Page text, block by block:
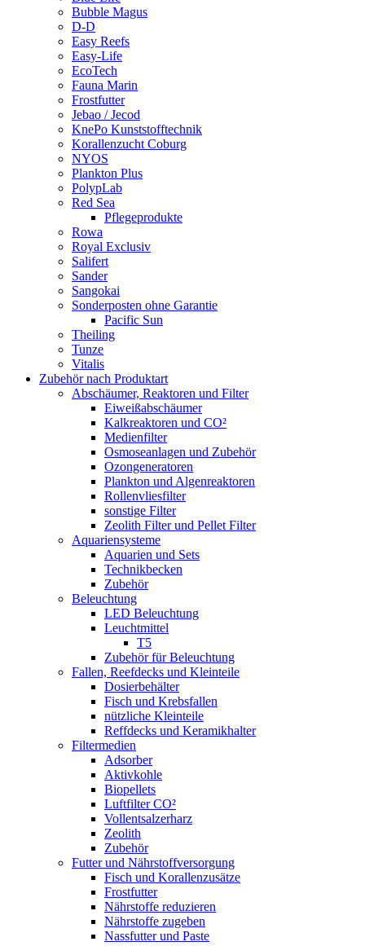
Bubble Magus
D-D
Easy Reefs
Easy-Life
EcoTech
Fauna Marin
Frostfutter
Jebao / Jecod
KnePo Kunststofftechnik
Korallenzucht Coburg
NYOS
Plankton Plus
PolypLab
Red Sea
Pflegeprodukte
Rowa
Royal Exclusiv
Salifert
Sander
Sangokai
Sonderposten ohne Garantie
Pacific Sun
Theiling
Tunze
Vitalis
Zubehör nach Produktart
Abschäumer, Reaktoren und Filter
Eiweißabschäumer
Kalkreaktoren und CO²
Medienfilter
Osmoseanlagen und Zubehör
Ozongeneratoren
Plankton und Algenreaktoren
Rollenvliesfilter
sonstige Filter
Zeolith Filter und Pellet Filter
Aquariensysteme
Aquarien und Sets
Technikbecken
Zubehör
Beleuchtung
LED Beleuchtung
Leuchtmittel
T5
Zubehör für Beleuchtung
Fallen, Reefdecks und Kleinteile
Dosierbehälter
Fisch und Krebsfallen
nützliche Kleinteile
Reffdecks und Keramikhalter
Filtermedien
Adsorber
Aktivkohle
Biopellets
Luftfilter CO²
Vollentsalzerharz
Zeolith
Zubehör
Futter und Nährstoffversorgung
Fisch und Korallenzusätze
Frostfutter
Nährstoffe reduzieren
Nährstoffe zugeben
Nassfutter und Paste